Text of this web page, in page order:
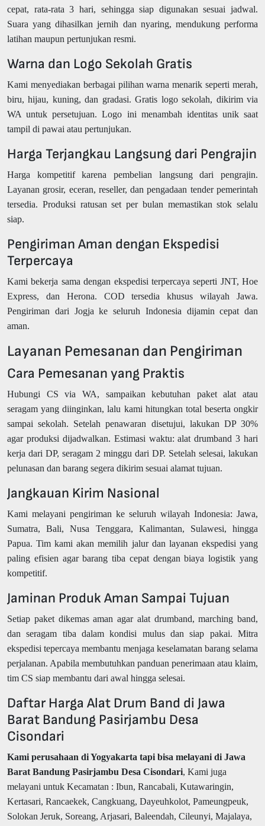
cepat, rata-rata 3 hari, sehingga siap digunakan sesuai jadwal.
Suara yang dihasilkan jernih dan nyaring, mendukung performa
latihan maupun pertunjukan resmi.
Warna dan Logo Sekolah Gratis
Kami menyediakan berbagai pilihan warna menarik seperti merah,
biru, hijau, kuning, dan gradasi. Gratis logo sekolah, dikirim via
WA untuk persetujuan. Logo ini menambah identitas unik saat
tampil di pawai atau pertunjukan.
Harga Terjangkau Langsung dari Pengrajin
Harga kompetitif karena pembelian langsung dari pengrajin.
Layanan grosir, eceran, reseller, dan pengadaan tender pemerintah
tersedia. Produksi ratusan set per bulan memastikan stok selalu
siap.
Pengiriman Aman dengan Ekspedisi
Terpercaya
Kami bekerja sama dengan ekspedisi terpercaya seperti JNT, Hoe
Express, dan Herona. COD tersedia khusus wilayah Jawa.
Pengiriman dari Jogja ke seluruh Indonesia dijamin cepat dan
aman.
Layanan Pemesanan dan Pengiriman
Cara Pemesanan yang Praktis
Hubungi CS via WA, sampaikan kebutuhan paket alat atau
seragam yang diinginkan, lalu kami hitungkan total beserta ongkir
sampai sekolah. Setelah penawaran disetujui, lakukan DP 30%
agar produksi dijadwalkan. Estimasi waktu: alat drumband 3 hari
kerja dari DP, seragam 2 minggu dari DP. Setelah selesai, lakukan
pelunasan dan barang segera dikirim sesuai alamat tujuan.
Jangkauan Kirim Nasional
Kami melayani pengiriman ke seluruh wilayah Indonesia: Jawa,
Sumatra, Bali, Nusa Tenggara, Kalimantan, Sulawesi, hingga
Papua. Tim kami akan memilih jalur dan layanan ekspedisi yang
paling efisien agar barang tiba cepat dengan biaya logistik yang
kompetitif.
Jaminan Produk Aman Sampai Tujuan
Setiap paket dikemas aman agar alat drumband, marching band,
dan seragam tiba dalam kondisi mulus dan siap pakai. Mitra
ekspedisi tepercaya membantu menjaga keselamatan barang selama
perjalanan. Apabila membutuhkan panduan penerimaan atau klaim,
tim CS siap membantu dari awal hingga selesai.
Daftar Harga Alat Drum Band di Jawa
Barat Bandung Pasirjambu Desa
Cisondari
Kami perusahaan di Yogyakarta tapi bisa melayani di Jawa
Barat Bandung Pasirjambu Desa Cisondari, Kami juga
melayani untuk Kecamatan : Ibun, Rancabali, Kutawaringin,
Kertasari, Rancaekek, Cangkuang, Dayeuhkolot, Pameungpeuk,
Solokan Jeruk, Soreang, Arjasari, Baleendah, Cileunyi, Majalaya,